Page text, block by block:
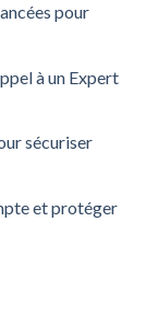
pour
à un Expert
sécuriser
et protéger